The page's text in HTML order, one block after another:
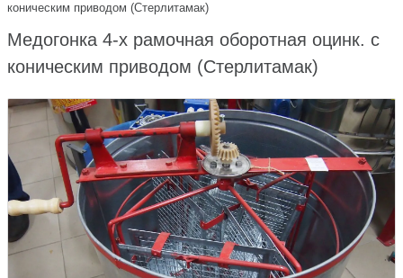
коническим приводом (Стерлитамак)
Медогонка 4-х рамочная оборотная оцинк. с
коническим приводом (Стерлитамак)